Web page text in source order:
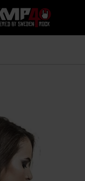
EMP
-
Musik,